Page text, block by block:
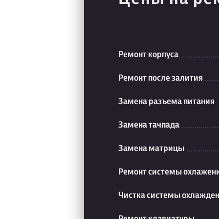
Ремонт корпуса
Ремонт после залития
Замена разъема питания
Замена тачпада
Замена матрицы
Ремонт системы
Чистка системы